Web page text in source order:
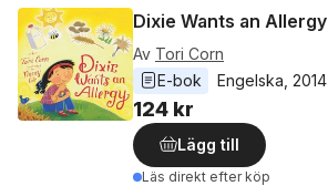
Dixie Wants an Allergy
Av Tori Corn
E-bok
Engelska 2014
124 kr
Lägg till
Läs direkt efter köp